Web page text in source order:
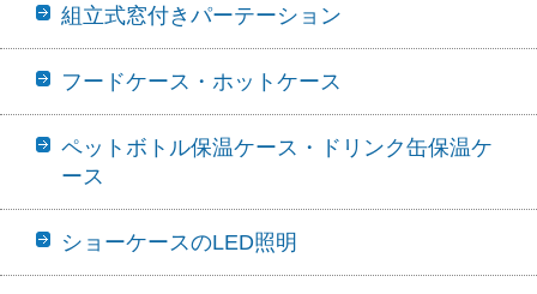
組立式窓付きパーテーション
フードケース・ホットケース
ペットボトル保温ケース・ドリンク缶保温ケ
ース
ショーケースのLED照明